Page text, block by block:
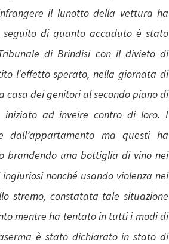
il lunotto della vettura ha
seguito di quanto accaduto è stato
di Brindisi con il divieto di
l’effetto sperato, nella giornata di
casa dei genitori al secondo piano di
iniziato ad inveire contro di loro. I
ma questi ha
brandendo una bottiglia di vino nei
nonché usando violenza nei
stremo, constatata tale situazione
mentre ha tentato in tutti i modi di
è stato dichiarato in stato di